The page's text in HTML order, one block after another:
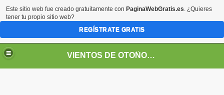
VIENTOS DE OTOÑO POR FANNY JEM WONG
Este sitio web fue creado gratuitamente con PaginaWebGratis.es. ¿Quieres
tener tu propio sitio web?
REGÍSTRATE GRATIS